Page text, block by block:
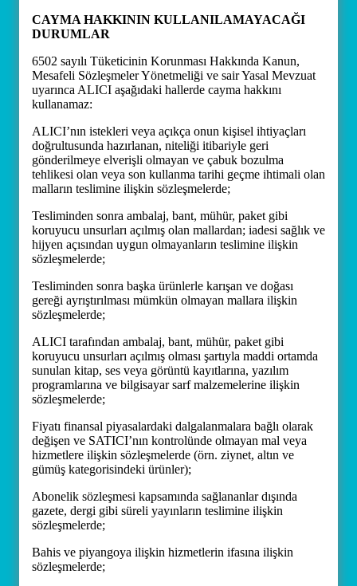
CAYMA HAKKININ KULLANILAMAYACAĞI
DURUMLAR
6502 sayılı Tüketicinin Korunması Hakkında Kanun,
Mesafeli Sözleşmeler Yönetmeliği ve sair Yasal Mevzuat
uyarınca ALICI aşağıdaki hallerde cayma hakkını
kullanamaz:
ALICI’nın istekleri veya açıkça onun kişisel ihtiyaçları
doğrultusunda hazırlanan, niteliği itibariyle geri
gönderilmeye elverişli olmayan ve çabuk bozulma
tehlikesi olan veya son kullanma tarihi geçme ihtimali olan
malların teslimine ilişkin sözleşmelerde;
Tesliminden sonra ambalaj, bant, mühür, paket gibi
koruyucu unsurları açılmış olan mallardan; iadesi sağlık ve
hijyen açısından uygun olmayanların teslimine ilişkin
sözleşmelerde;
Tesliminden sonra başka ürünlerle karışan ve doğası
gereği ayrıştırılması mümkün olmayan mallara ilişkin
sözleşmelerde;
ALICI tarafından ambalaj, bant, mühür, paket gibi
koruyucu unsurları açılmış olması şartıyla maddi ortamda
sunulan kitap, ses veya görüntü kayıtlarına, yazılım
programlarına ve bilgisayar sarf malzemelerine ilişkin
sözleşmelerde;
Fiyatı finansal piyasalardaki dalgalanmalara bağlı olarak
değişen ve SATICI’nın kontrolünde olmayan mal veya
hizmetlere ilişkin sözleşmelerde (örn. ziynet, altın ve
gümüş kategorisindeki ürünler);
Abonelik sözleşmesi kapsamında sağlananlar dışında
gazete, dergi gibi süreli yayınların teslimine ilişkin
sözleşmelerde;
Bahis ve piyangoya ilişkin hizmetlerin ifasına ilişkin
sözleşmelerde;